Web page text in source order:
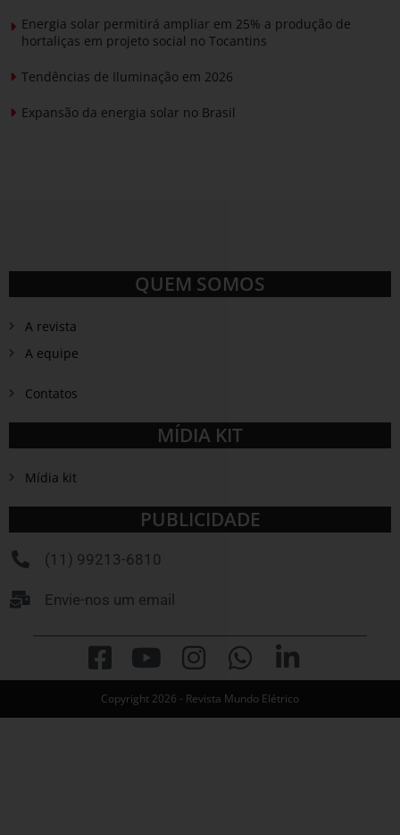
Energia solar permitirá ampliar em 25% a produção de
hortaliças em projeto social no Tocantins
Tendências de Iluminação em 2026
Expansão da energia solar no Brasil
QUEM SOMOS
A revista
A equipe
Contatos
MÍDIA KIT
Mídia kit
PUBLICIDADE
(11) 99213-6810
Envie-nos um email
Copyright 2026 - Revista Mundo Elétrico